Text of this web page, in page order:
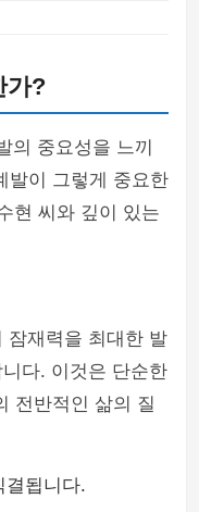
가?
의 중요성을 느끼
발이 그렇게 중요한
현 씨와 깊이 있는
잠재력을 최대한 발
다. 이것은 단순한
전반적인 삶의 질
결됩니다.